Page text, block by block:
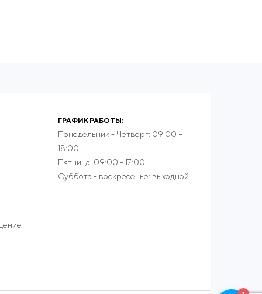
ГРАФИК РАБОТЫ:
Понедельник - Четверг: 09:00 −
18:00
Пятница: 09:00 - 17:00
Суббота - воскресенье: выходной